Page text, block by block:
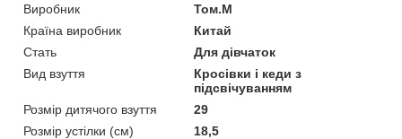
Виробник
Том.М
Країна виробник
Китай
Стать
Для дівчаток
Вид взуття
Кросівки і кеди з
підсвічуванням
Розмір дитячого взуття
29
Розмір устілки (см)
18,5